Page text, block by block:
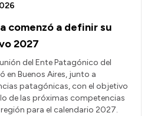
comenzó a definir su
2027
del Ente Patagónico del
en Buenos Aires, junto a
patagónicas, con el objetivo
de las próximas competencias
para el calendario 2027.